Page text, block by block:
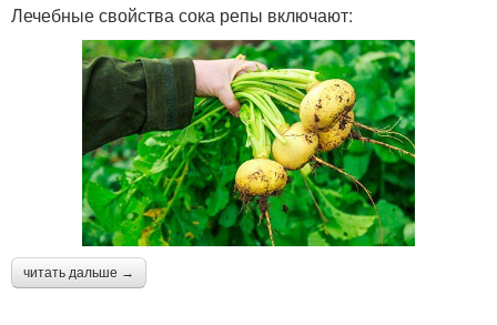
Лечебные свойства сока репы включают:
читать дальше →